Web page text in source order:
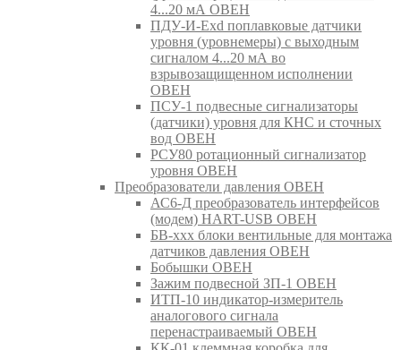
4...20 мА ОВЕН
ПДУ-И-Exd поплавковые датчики
уровня (уровнемеры) с выходным
сигналом 4...20 мА во
взрывозащищенном исполнении
ОВЕН
ПСУ-1 подвесные сигнализаторы
(датчики) уровня для КНС и сточных
вод ОВЕН
РСУ80 ротационный сигнализатор
уровня ОВЕН
Преобразователи давления ОВЕН
АС6-Д преобразователь интерфейсов
(модем) HART-USB ОВЕН
БВ-ххх блоки вентильные для монтажа
датчиков давления ОВЕН
Бобышки ОВЕН
Зажим подвесной ЗП-1 ОВЕН
ИТП-10 индикатор-измеритель
аналогового сигнала
перенастраиваемый ОВЕН